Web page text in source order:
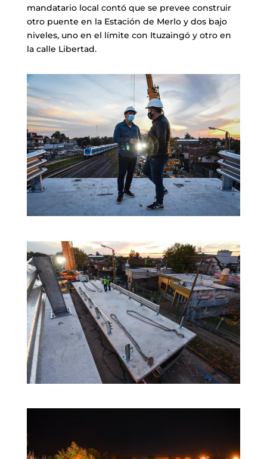
mandatario local contó que se prevee construir
otro puente en la Estación de Merlo y dos bajo
niveles, uno en el límite con Ituzaingó y otro en
la calle Libertad.